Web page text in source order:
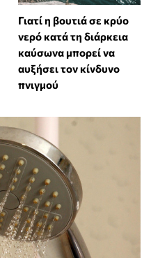
Γιατί η βουτιά σε κρύο
νερό κατά τη διάρκεια
καύσωνα μπορεί να
αυξήσει τον κίνδυνο
πνιγμού